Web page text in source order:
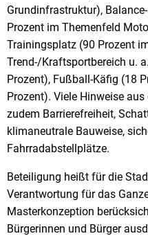
Grundinfrastruktur),
Prozent im Themenfeld
Trainingsplatz (90 Prozent
Trend-/Kraftsportbereich u.
Prozent), Fußball-Käfig (18
Prozent). Viele Hinweise
zudem Barrierefreiheit,
klimaneutrale Bauweise,
Fahrradabstellplätze.
Beteiligung heißt für die
Verantwortung für das
Masterkonzeption
Bürgerinnen und Bürger